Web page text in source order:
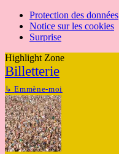
Protection des données
Notice sur les cookies
Surprise
Highlight Zone
Billetterie
↳ Emmène-moi